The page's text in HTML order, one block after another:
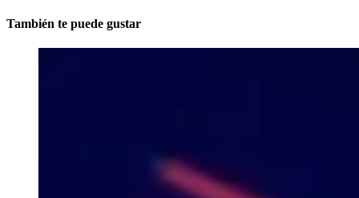
También te puede gustar